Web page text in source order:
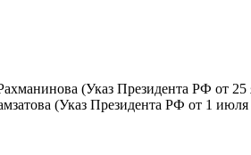
(Указ Президента РФ от
(Указ Президента РФ от 1